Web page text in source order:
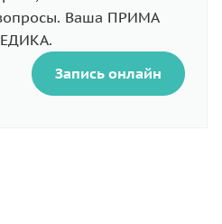
Ваша ПРИМА
Запись онлайн